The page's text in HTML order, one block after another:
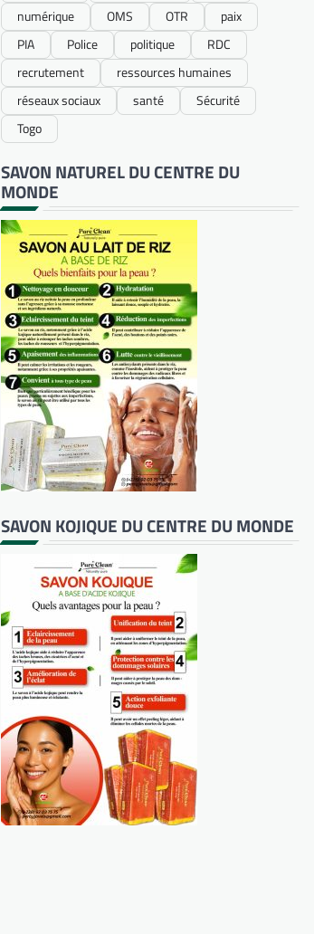
numérique
OMS OTR
paix
PIA
Police politique
RDC
recrutement
ressources humaines
réseaux sociaux
santé
Sécurité
Togo
SAVON NATUREL DU CENTRE DU
MONDE
SAVON KOJIQUE DU CENTRE DU MONDE